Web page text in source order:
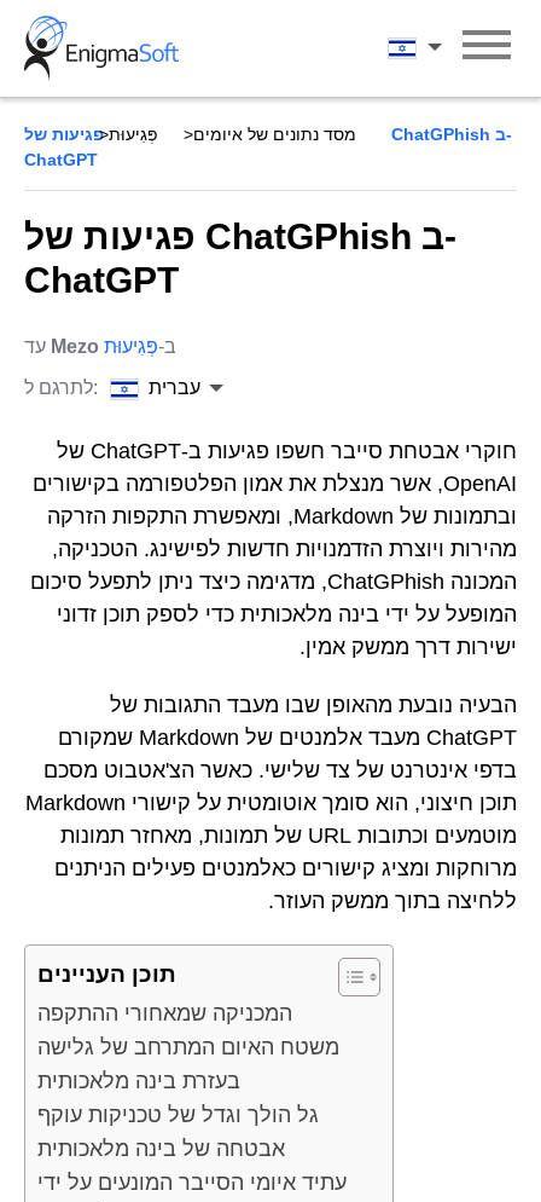
Skip
content
עברית
מסד נתונים של איומים פְּגִיעוּת פגיעות של ChatGPhish ב-
ChatGPT
פגיעות של ChatGPhish ב-
ChatGPT
Mezo ב-פְּגִיעוּת
לתרגם ל:
עברית
חוקרי אבטחת סייבר חשפו פגיעות ב-ChatGPT של
OpenAI, אשר מנצלת את אמון הפלטפורמה בקישורים
ובתמונות של Markdown, ומאפשרת התקפות הזרקה
מהירות ויוצרת הזדמנויות חדשות לפישינג. הטכניקה,
המכונה ChatGPhish, מדגימה כיצד ניתן לתפעל סיכום
המופעל על ידי בינה מלאכותית כדי לספק תוכן זדוני
ישירות דרך ממשק אמין.
הבעיה נובעת מהאופן שבו מעבד התגובות של
ChatGPT מעבד אלמנטים של Markdown שמקורם
בדפי אינטרנט של צד שלישי. כאשר הצ'אטבוט מסכם
תוכן חיצוני, הוא סומך אוטומטית על קישורי Markdown
מוטמעים וכתובות URL של תמונות, מאחזר תמונות
מרוחקות ומציג קישורים כאלמנטים פעילים הניתנים
ללחיצה בתוך ממשק העוזר.
תוכן העניינים
המכניקה שמאחורי ההתקפה
משטח האיום המתרחב של גלישה
בעזרת בינה מלאכותית
גל הולך וגדל של טכניקות עוקף
אבטחה של בינה מלאכותית
עתיד איומי הסייבר המונעים על ידי